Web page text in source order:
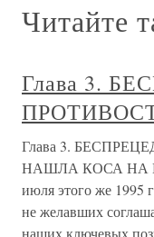
Читайте
Глава 3.
Глава 3.
НАШЛА КОСА НА
июля этого же 1995
не желавших
наших ключевых